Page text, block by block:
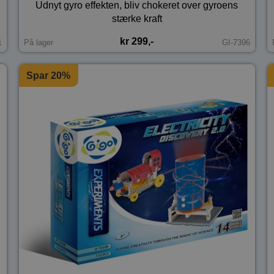
Udnyt gyro effekten, bliv chokeret over gyroens
stærke kraft
På lager kr 299,- GI-7396
Spar 20%